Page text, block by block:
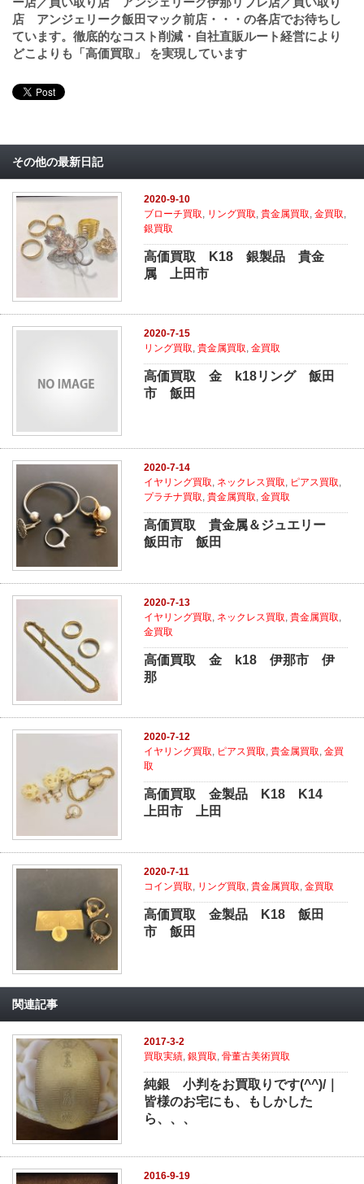
店 アンジェリーク飯田マック前店・・・の各店でお待ちし
ています。徹底的なコスト削減・自社直販ルート経営により
どこよりも「高価買取」 を実現しています
その他の最新日記
2020-9-10
ブローチ買取
リング買取 ,貴金属買取 ,金買取
銀買取
高価買取 K18 銀製品 貴金
属 上田市
2020-7-15
リング買取,貴金属買取,金買取
高価買取 金 k18リング 飯田
市 飯田
2020-7-14
イヤリング買取, ネックレス買取, ピアス買取,
プラチナ買取,貴金属買取,金買取
高価買取 貴金属＆ジュエリー
飯田市 飯田
2020-7-13
イヤリング買取 ネックレス買取 ,貴金属買取
金買取
高価買取 金 k18 伊那市 伊
那
2020-7-12
イヤリング買取, ピアス買取,貴金属買取,金買
取
高価買取 金製品 K18 K14
上田市 上田
2020-7-11
コイン買取
リング買取 ,貴金属買取 ,金買取
高価買取 金製品 K18 飯田
市 飯田
関連記事
2017-3-2
買取実績,銀買取,骨董古美術買取
純銀 小判をお買取りです(^^)/｜
皆様のお宅にも、もしかした
ら、、、
2016-9-19